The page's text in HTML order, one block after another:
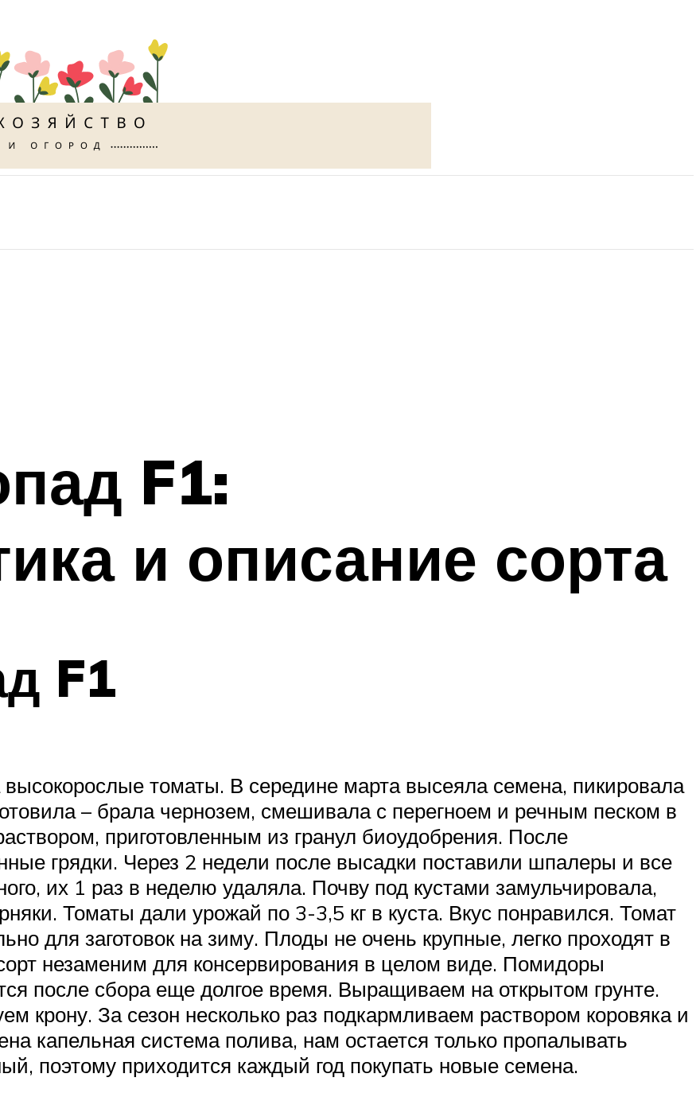
F1:
и описание сорта
F1
томаты. В середине марта высеяла семена, пикировала
– брала чернозем, смешивала с перегноем и речным песком в
приготовленным из гранул биоудобрения. После
грядки. Через 2 недели после высадки поставили шпалеры и все
их 1 раз в неделю удаляла. Почву под кустами замульчировала,
Томаты дали урожай по 3-3,5 кг в куста. Вкус понравился. Томат
для заготовок на зиму. Плоды не очень крупные, легко проходят в
незаменим для консервирования в целом виде. Помидоры
после сбора еще долгое время. Выращиваем на открытом грунте.
крону. За сезон несколько раз подкармливаем раствором коровяка и
капельная система полива, нам остается только пропалывать
поэтому приходится каждый год покупать новые семена.